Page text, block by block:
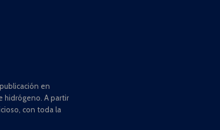
en
hidrógeno. A partir
con toda la